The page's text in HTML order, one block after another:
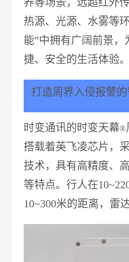
热源、光源、水雾等
能”中拥有广阔前景
捷、安全的生活体验。
打造周界入侵报警
时变通讯的时变天幕®
搭载着英飞凌芯片，
技术，具有高精度、
等特点。行人在
10~300米的距离，雷